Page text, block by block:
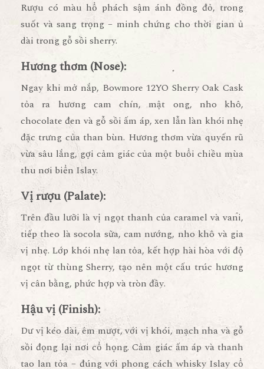
Rượu có màu hổ phách sậm ánh đồng đỏ, trong
suốt và sang trọng – minh chứng cho thời gian ủ
dài trong gỗ sồi sherry.
Hương thơm (Nose):
Ngay khi mở nắp, Bowmore 12YO Sherry Oak Cask
tỏa ra hương cam chín, mật ong, nho khô,
chocolate đen và gỗ sồi ấm áp, xen lẫn làn khói nhẹ
đặc trưng của than bùn. Hương thơm vừa quyến rũ
vừa sâu lắng, gợi cảm giác của một buổi chiều mùa
thu nơi biển Islay.
Vị rượu (Palate):
Trên đầu lưỡi là vị ngọt thanh của caramel và vani,
tiếp theo làsocola sữa, cam nướng, nho khô và gia
vị nhẹ. Lớp khói nhẹ lan tỏa, kết hợp hài hòa với độ
ngọt từ thùng Sherry, tạo nên một cấu trúc hương
vị cân bằng, phức hợp và tròn đầy.
Hậu vị (Finish):
Dư vị kéo dài, êm mượt, vớivị khói, mạch nha và gỗ
sồi đọng lại nơi cổ họng. Cảm giác ấm áp và thanh
tao lan tỏa – đúng với phong cách whisky Islay cổ